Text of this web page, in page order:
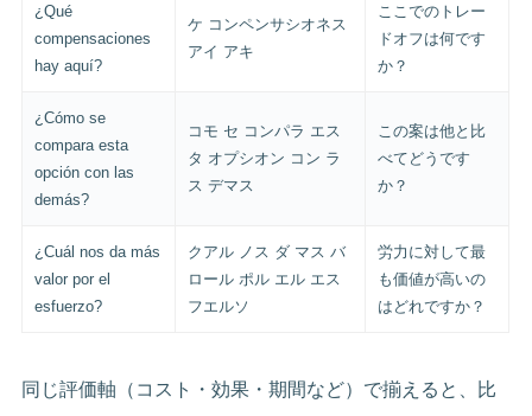
¿Qué
compensaciones
hay aquí?
ケ コンペンサシオネス
アイ アキ
ここでのトレー
ドオフは何です
か？
¿Cómo se
compara esta
opción con las
demás?
コモ セ コンパラ エス
タ オプシオン コン ラ
ス デマス
この案は他と比
べてどうです
か？
¿Cuál nos da más
valor por el
esfuerzo?
クアル ノス ダ マス バ
ロール ポル エル エス
フエルソ
労力に対して最
も価値が高いの
はどれですか？
同じ評価軸（コスト・効果・期間など）で揃えると、比